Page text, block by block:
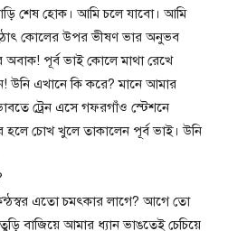
শেষ হোক। আমি চলে যাবো। আমি
কোলের উপর ভীষণ ভার অনুভব
অবাক! পূর্ব ভাই কোলে মাথা রেখে
উনি এখানে কি করে? মানে আমার
ট্রেন এসে গফরগাঁও স্টেশনে
হলে চোখ খুলে তাকালেন পূর্ব ভাই। উনি
এতো চমৎকার লাগে? আগে তো
বাজিয়ে আমার ধ্যান ভাঙতেই চেচিয়ে